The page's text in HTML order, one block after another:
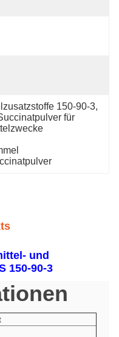
150-90-3
für
und
150-90-3